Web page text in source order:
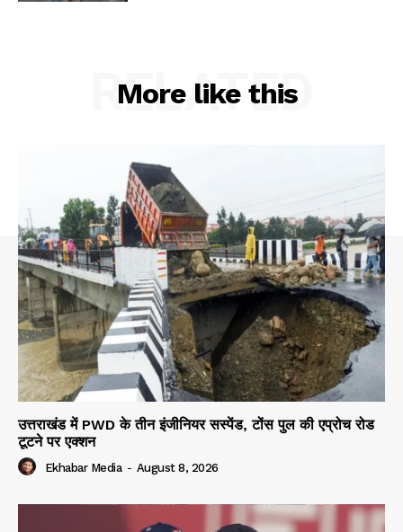
More like this
RELATED
उत्तराखंड में PWD के तीन इंजीनियर सस्पेंड, टोंस पुल की एप्रोच रोड
टूटने पर एक्शन
Ekhabar Media - August 8, 2026